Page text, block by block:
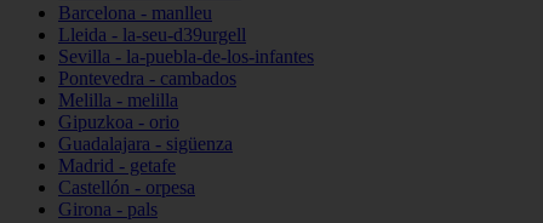
Barcelona - manlleu
Lleida - la-seu-d39urgell
Sevilla - la-puebla-de-los-infantes
Pontevedra - cambados
Melilla - melilla
Gipuzkoa - orio
Guadalajara - sigüenza
Madrid - getafe
Castellón - orpesa
Girona - pals